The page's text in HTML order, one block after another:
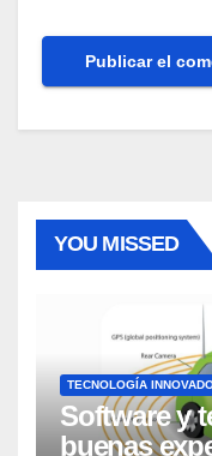
YOU MISSED
TECNOLOGÍA
Software y
buenas